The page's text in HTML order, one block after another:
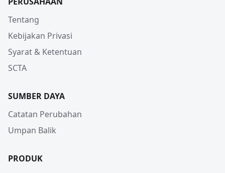
Tentang
Kebijakan Privasi
Syarat & Ketentuan
SCTA
SUMBER DAYA
Catatan Perubahan
Umpan Balik
PRODUK